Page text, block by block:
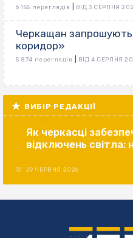
6 155 переглядів ВІД 3 СЕРПНЯ
Черкащан
коридор»
5 874 переглядів ВІД 4 СЕРПНЯ
ВИБІР РЕДАКЦІЇ
Як черкасці
відключень світла:
29 ЧЕРВНЯ 2026